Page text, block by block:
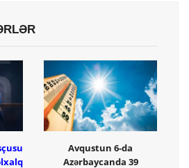
Avqustun 6-da
Azərbaycanda 39